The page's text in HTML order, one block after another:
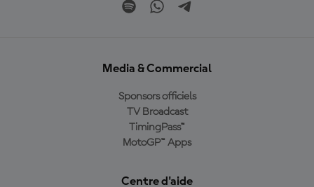
Media & Commercial
Sponsors officiels
TV Broadcast
TimingPass™
MotoGP™ Apps
Centre d'aide